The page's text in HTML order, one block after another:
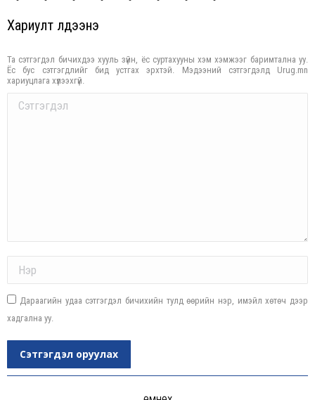
Хариулт үлдээнэ үү
Та сэтгэгдэл бичихдээ хууль зүйн, ёс суртахууны хэм хэмжээг баримтална уу.
Ёс бус сэтгэгдлийг бид устгах эрхтэй. Мэдээний сэтгэгдэлд Urug.mn
хариуцлага хүлээхгүй.
Comment
Дараагийн удаа сэтгэгдэл бичихийн тулд өөрийн нэр, имэйл хөтөч дээр
хадгална уу.
Сэтгэгдэл оруулах